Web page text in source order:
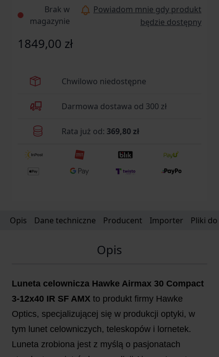
Brak w
magazynie
Powiadom mnie gdy produkt
będzie dostępny
1849,00 zł
Chwilowo niedostępne
Darmowa dostawa od 300 zł
Rata już od: 369,80 zł
Opis Dane techniczne Producent Importer Pliki
Opis
Luneta celownicza Hawke Airmax 30 Compact
3-12x40 IR SF AMX to produkt firmy Hawke
Optics, specjalizującej się w produkcji optyki, w
tym lunet celowniczych, teleskopów i lornetek.
Luneta zrobiona jest z myślą o pasjonatach